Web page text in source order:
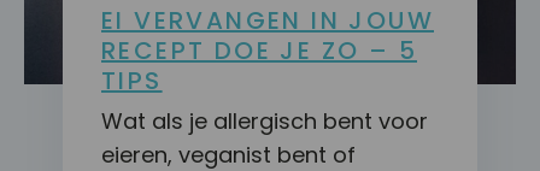
EI VERVANGEN IN JOUW
RECEPT DOE JE ZO – 5
TIPS
Wat als je allergisch bent voor
eieren, veganist bent of